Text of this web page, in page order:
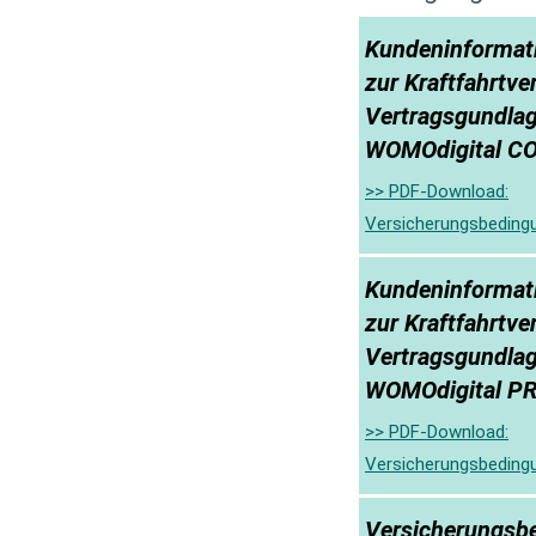
zur
WOMOdigital
>> PDF-Download:
zur
WOMOdigital
>> PDF-Download: